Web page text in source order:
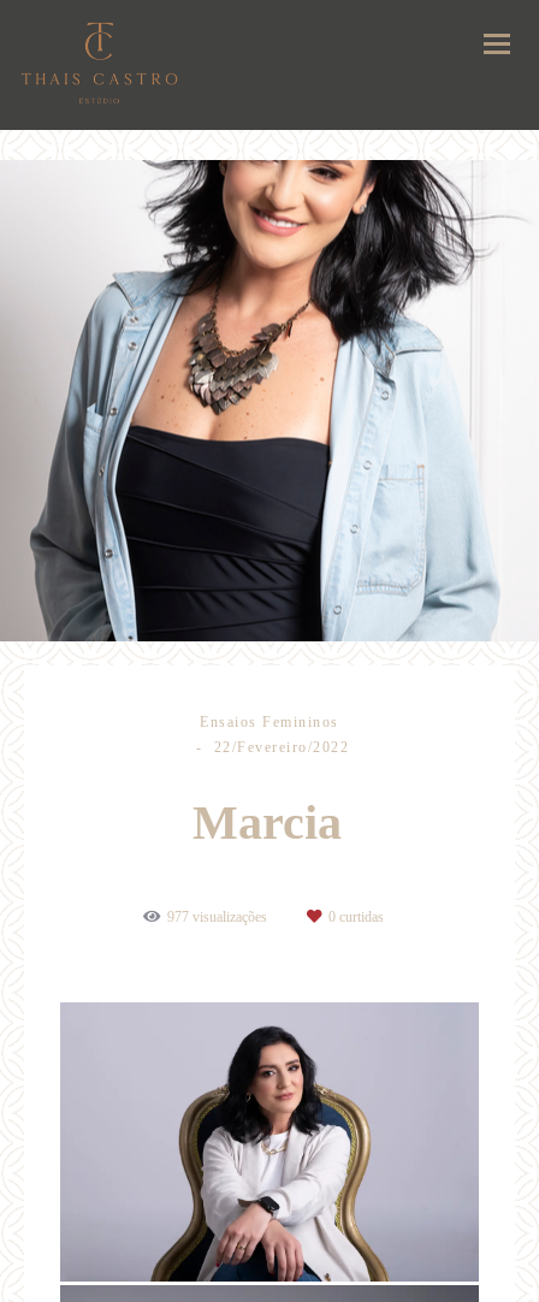
Ensaios Femininos
22/Fevereiro/2022
Marcia
977 visualizações 0 curtidas